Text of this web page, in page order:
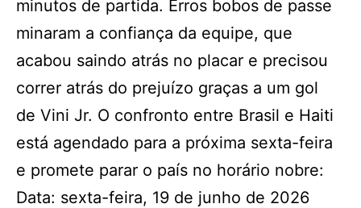
minutos de partida. Erros bobos de passe
minaram a confiança da equipe, que
acabou saindo atrás no placar e precisou
correr atrás do prejuízo graças a um gol
de Vini Jr. O confronto entre Brasil e Haiti
está agendado para a próxima sexta-feira
e promete parar o país no horário nobre:
Data: sexta-feira, 19 de junho de 2026